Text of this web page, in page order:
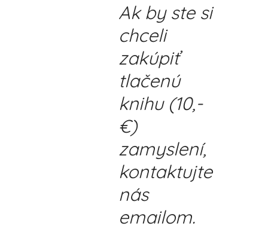
Ak by ste si
chceli
zakúpiť
tlačenú
knihu (10,-
€)
zamyslení,
kontaktujte
nás
emailom.